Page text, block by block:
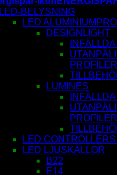
LED-BELYSNING
LED
DESIGNLIGHT
PROFILER
LUMINES
PROFILER
LED
LED LJUSKÄLLOR
B22
E14